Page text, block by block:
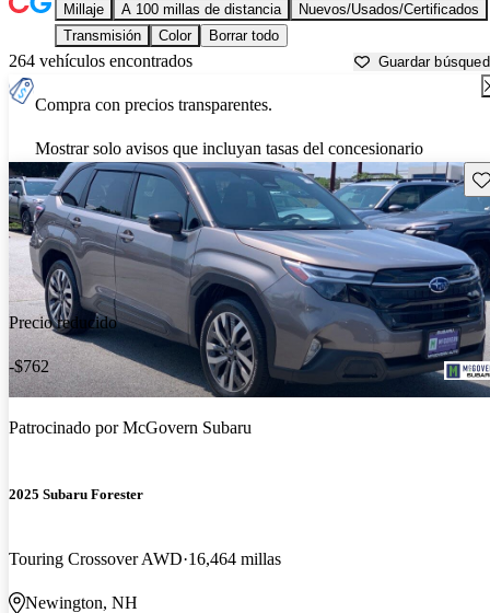
Millaje A 100 millas de distancia
Nuevos/Usados/Certificados
Transmisión
Color Borrar todo
264 vehículos encontrados Guardar
Compra con precios transparentes.
Mostrar solo avisos que incluyan tasas del concesionario
Precio reducido
-$762
Patrocinado porMcGovern Subaru
2025 Subaru Forester
Touring Crossover AWD 16,464 millas
Newington, NH